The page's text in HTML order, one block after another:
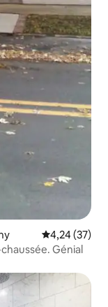
Évaluation
4,24 (37)
Génial